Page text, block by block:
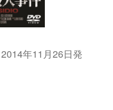
年11月26日発